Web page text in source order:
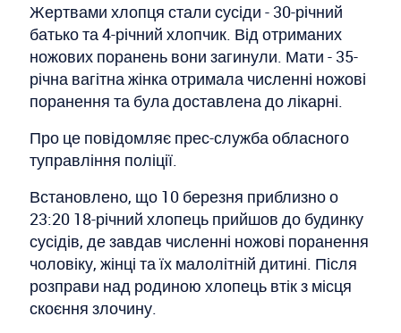
Жертвами хлопця стали сусіди - 30-річний
батько та 4-річний хлопчик. Від отриманих
ножових поранень вони загинули. Мати - 35-
річна вагітна жінка отримала численні ножові
поранення та була доставлена до лікарні.
Про це повідомляє прес-служба обласного
туправління поліції.
Встановлено, що 10 березня приблизно о
23:20 18-річний хлопець прийшов до будинку
сусідів, де завдав численні ножові поранення
чоловіку, жінці та їх малолітній дитині. Після
розправи над родиною хлопець втік з місця
скоєння злочину.